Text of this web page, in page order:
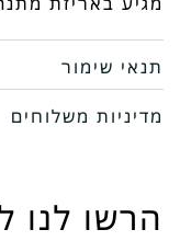
והגשת
בשר
שחורה
תנאי שימור
מדיניות משלוחים
הרשו לנו